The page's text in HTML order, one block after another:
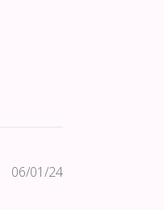
Fecha
06/01/24